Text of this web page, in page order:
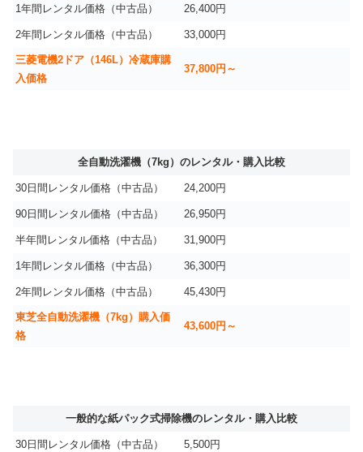
1年間レンタル価格（中古品） 26,400円
2年間レンタル価格（中古品） 33,000円
三菱電機2ドア（146L）冷蔵庫購
入価格
37,800円～
全自動洗濯機（7kg）のレンタル・購入比較
30日間レンタル価格（中古品） 24,200円
90日間レンタル価格（中古品） 26,950円
半年間レンタル価格（中古品） 31,900円
1年間レンタル価格（中古品） 36,300円
2年間レンタル価格（中古品） 45,430円
東芝全自動洗濯機（7kg）購入価
格
43,600円～
一般的な紙パック式掃除機のレンタル・購入比較
30日間レンタル価格（中古品） 5,500円